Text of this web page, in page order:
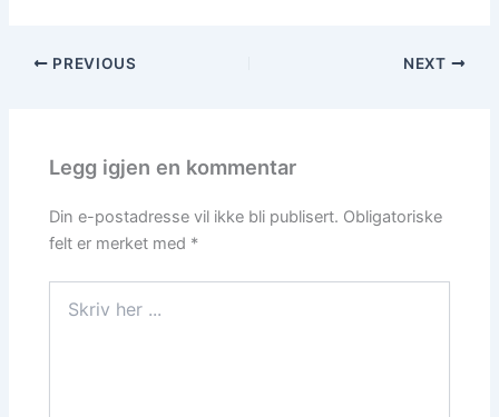
PREVIOUS NEXT
Legg igjen en kommentar
Din e-postadresse vil ikke bli publisert. Obligatoriske
felt er merket med *
her